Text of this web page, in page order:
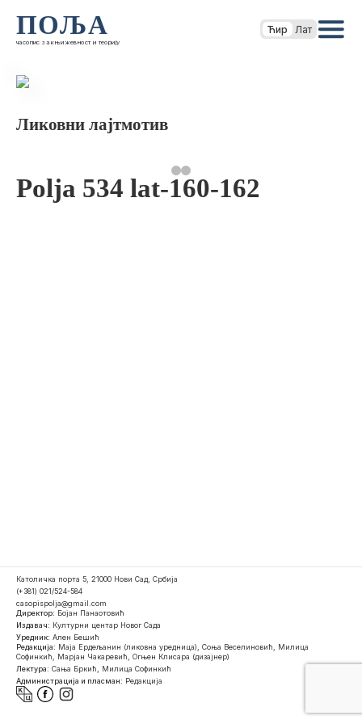
ПОЉА
часопис за књижевност и теорију
Ћир Лат
Ликовни лајтмотив
Polja 534 lat-160-162
Католичка порта 5, 21000 Нови Сад, Србија
(+381) 021/524-584
casopispolja@gmail.com
Директор: Бојан Панаотовић
Издавач: Културни центар Новог Сада
Уредник: Ален Бешић
Редакција: Маја Ердељанин (ликовна уредница), Соња Веселиновић, Милица
Софинкић, Марјан Чакаревић, Огњен Клисара (дизајнер)
Лектура: Сања Бркић, Милица Софинкић
Администрација и пласман: Редакција